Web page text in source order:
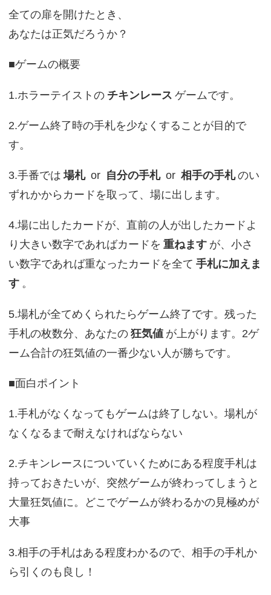
全ての扉を開けたとき、
あなたは正気だろうか？
■ゲームの概要
1.ホラーテイストの チキンレース ゲームです。
2.ゲーム終了時の手札を少なくすることが目的で
す。
3.手番では 場札 or 自分の手札 or 相手の手札 のい
ずれかからカードを取って、場に出します。
4.場に出したカードが、直前の人が出したカードよ
り大きい数字であればカードを 重ねます が、小さ
い数字であれば重なったカードを全て 手札に加えま
す 。
5.場札が全てめくられたらゲーム終了です。残った
手札の枚数分、あなたの 狂気値 が上がります。2ゲ
ーム合計の狂気値の一番少ない人が勝ちです。
■面白ポイント
1.手札がなくなってもゲームは終了しない。場札が
なくなるまで耐えなければならない
2.チキンレースについていくためにある程度手札は
持っておきたいが、突然ゲームが終わってしまうと
大量狂気値に。どこでゲームが終わるかの見極めが
大事
3.相手の手札はある程度わかるので、相手の手札か
ら引くのも良し！